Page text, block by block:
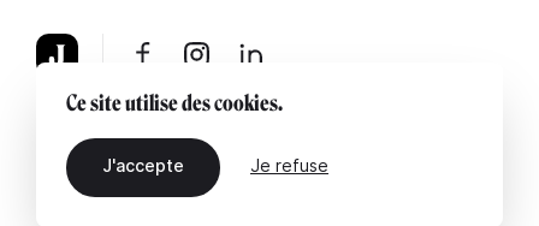
À propos Mentions légales Contactez-nous
Ce site utilise des cookies.
J'accepte Je refuse